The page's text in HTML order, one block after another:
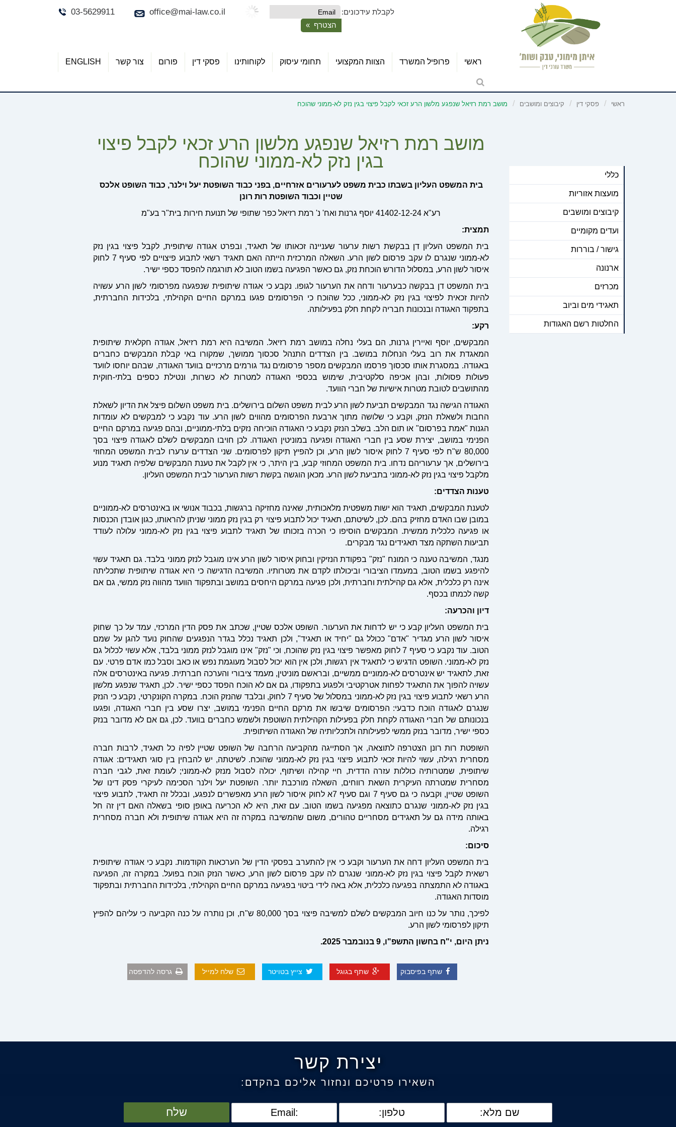
03-5629911 office@mai-law.co.il לקבלת עידכונים:
ראשי פרופיל המשרד הצוות המקצועי תחומי עיסוק לקוחותינו פסקי דין פורום צור קשר ENGLISH
ראשי פסקי דין קיבוצים ומושבים מושב רמת רזיאל שנפגע מלשון הרע זכאי לקבל פיצוי בגין נזק לא-ממוני שהוכח
כללי
מועצות אזוריות
קיבוצים ומושבים
ועדים מקומיים
גישור / בוררות
ארנונה
מכרזים
תאגידי מים וביוב
החלטות רשם האגודות
מושב רמת רזיאל שנפגע מלשון הרע זכאי לקבל פיצוי
בגין נזק לא-ממוני שהוכח
בית המשפט העליון בשבתו כבית משפט לערעורים אזרחיים, בפני כבוד השופטת יעל וילנר, כבוד השופט אלכס
שטיין וכבוד השופטת רות רונן
רע"א 41402-12-24 יוסף גרנות ואח' נ' רמת רזיאל כפר שתופי של תנועת חירות בית"ר בע"מ
תמצית:
בית המשפט העליון דן בבקשת רשות ערעור שעניינה זכאותו של תאגיד, ובפרט אגודה שיתופית, לקבל פיצוי בגין נזק
לא-ממוני שנגרם לו עקב פרסום לשון הרע. השאלה המרכזית הייתה האם תאגיד רשאי לתבוע פיצויים לפי סעיף 7 לחוק
איסור לשון הרע, במסלול הדורש הוכחת נזק, גם כאשר הפגיעה בשמו הטוב לא תורגמה להפסד כספי ישיר.
בית המשפט דן בבקשה כבערעור ודחה את הערעור לגופו. נקבע כי אגודה שיתופית שנפגעה מפרסומי לשון הרע עשויה
להיות זכאית לפיצוי בגין נזק לא-ממוני, ככל שהוכח כי הפרסומים פגעו במרקם החיים הקהילתי, בלכידות החברתית,
בתפקוד האגודה ובנכונות חבריה לקחת חלק בפעילותה.
רקע:
המבקשים, יוסף ואיירין גרנות, הם בעלי נחלה במושב רמת רזיאל. המשיבה היא רמת רזיאל, אגודה חקלאית שיתופית
המאגדת את רוב בעלי הנחלות במושב. בין הצדדים התנהל סכסוך ממושך, שמקורו באי קבלת המבקשים כחברים
באגודה. במסגרת אותו סכסוך פרסמו המבקשים מספר פרסומים נגד גורמים מרכזיים בוועד האגודה, שבהם יוחסו לוועד
פעולות פסולות, ובהן אכיפה סלקטיבית, שימוש בכספי האגודה למטרות לא כשרות, ונטילת כספים בלתי-חוקית
מהתושבים לטובת מטרות אישיות של חברי הוועד.
האגודה הגישה נגד המבקשים תביעת לשון הרע לבית משפט השלום בירושלים. בית משפט השלום פיצל את הדיון לשאלת
החבות ולשאלת הנזק, וקבע כי שלושה מתוך ארבעת הפרסומים מהווים לשון הרע. עוד נקבע כי למבקשים לא עומדות
הגנות "אמת בפרסום" או תום הלב. בשלב הנזק נקבע כי האגודה הוכיחה נזקים בלתי-ממוניים, ובהם פגיעה במרקם החיים
הפנימי במושב, יצירת שסע בין חברי האגודה ופגיעה במוניטין האגודה. לכן חויבו המבקשים לשלם לאגודה פיצוי בסך
80,000 ש"ח לפי סעיף 7 לחוק איסור לשון הרע, וכן להפיץ תיקון לפרסומים. שני הצדדים ערערו לבית המשפט המחוזי
בירושלים, אך ערעוריהם נדחו. בית המשפט המחוזי קבע, בין היתר, כי אין לקבל את טענת המבקשים שלפיה תאגיד מנוע
מלקבל פיצוי בגין נזק לא-ממוני בתביעת לשון הרע. מכאן הוגשה בקשת רשות הערעור לבית המשפט העליון.
טענות הצדדים:
לטענת המבקשים, תאגיד הוא ישות משפטית מלאכותית, שאינה מחזיקה ברגשות, בכבוד אנושי או באינטרסים לא-ממוניים
במובן שבו האדם מחזיק בהם. לכן, לשיטתם, תאגיד יכול לתבוע פיצוי רק בגין נזק ממוני שניתן להראותו, כגון אובדן הכנסות
או פגיעה כלכלית ממשית. המבקשים הוסיפו כי הכרה בזכותו של תאגיד לתבוע פיצוי בגין נזק לא-ממוני עלולה לעודד
תביעות השתקה מצד תאגידים נגד מבקרים.
מנגד, המשיבה טענה כי המונח "נזק" בפקודת הנזיקין ובחוק איסור לשון הרע אינו מוגבל לנזק ממוני בלבד. גם תאגיד עשוי
להיפגע בשמו הטוב, במעמדו הציבורי וביכולתו לקדם את מטרותיו. המשיבה הדגישה כי היא אגודה שיתופית שתכליתה
אינה רק כלכלית, אלא גם קהילתית וחברתית, ולכן פגיעה במרקם היחסים במושב ובתפקוד הוועד מהווה נזק ממשי, גם אם
קשה לכמתו בכסף.
דיון והכרעה:
בית המשפט העליון קבע כי יש לדחות את הערעור. השופט אלכס שטיין, שכתב את פסק הדין המרכזי, עמד על כך שחוק
איסור לשון הרע מגדיר "אדם" ככולל גם "יחיד או תאגיד", ולכן תאגיד נכלל בגדר הנפגעים שהחוק נועד להגן על שמם
הטוב. עוד נקבע כי סעיף 7 לחוק מאפשר פיצוי בגין נזק שהוכח, וכי "נזק" אינו מוגבל לנזק ממוני בלבד, אלא עשוי לכלול גם
נזק לא-ממוני. השופט הדגיש כי לתאגיד אין רגשות, ולכן אין הוא יכול לסבול מעוגמת נפש או כאב וסבל כמו אדם פרטי. עם
זאת, לתאגיד יש אינטרסים לא-ממוניים ממשיים, ובראשם מוניטין, מעמד ציבורי והערכה חברתית. פגיעה באינטרסים אלה
עשויה להפוך את התאגיד לפחות אטרקטיבי ולפגוע בתפקודו, גם אם לא הוכח הפסד כספי ישיר. לכן, תאגיד שנפגע מלשון
הרע רשאי לתבוע פיצוי בגין נזק לא-ממוני במסלול של סעיף 7 לחוק, ובלבד שהנזק הוכח
. במקרה הקונקרטי, נקבע כי הנזק
שנגרם לאגודה הוכח כדבעי: הפרסומים שיבשו את מרקם החיים הפנימי במושב, יצרו שסע בין חברי האגודה, ופגעו
בנכונותם של חברי האגודה לקחת חלק בפעילות הקהילתית השוטפת ולשמש כחברים בוועד. לכן, גם אם לא מדובר בנזק
כספי ישיר, מדובר בנזק ממשי לפעילותה ולתכליותיה של האגודה השיתופית.
השופטת רות רונן הצטרפה לתוצאה, אך הסתייגה מהקביעה הרחבה של השופט שטיין לפיה כל תאגיד, לרבות חברה
מסחרית רגילה, עשוי להיות זכאי לתבוע פיצוי בגין נזק לא-ממוני שהוכח. לשיטתה, יש להבחין בין סוגי תאגידים: אגודה
שיתופית, שמטרותיה כוללות עזרה הדדית, חיי קהילה ושיתוף, יכולה לסבול מנזק לא-ממוני; לעומת זאת, לגבי חברה
מסחרית שמטרתה העיקרית השאת רווחים, השאלה מורכבת יותר. השופטת יעל וילנר הסכימה לעיקרי פסק דינו של
השופט שטיין, וקבעה כי גם סעיף 7 וגם סעיף 7א לחוק איסור לשון הרע מאפשרים לנפגע, ובכלל זה תאגיד, לתבוע פיצוי
בגין נזק לא-ממוני שנגרם כתוצאה מפגיעה בשמו הטוב. עם זאת, היא לא הכריעה באופן סופי בשאלה האם דין זה חל
באותה מידה גם על תאגידים מסחריים טהורים, משום שהמשיבה במקרה זה היא אגודה שיתופית ולא חברה מסחרית
רגילה.
סיכום:
בית המשפט העליון דחה את הערעור וקבע כי אין להתערב בפסקי הדין של הערכאות הקודמות. נקבע כי אגודה שיתופית
רשאית לקבל פיצוי בגין נזק לא-ממוני שנגרם לה עקב פרסום לשון הרע, כאשר הנזק הוכח בפועל. במקרה זה, הפגיעה
באגודה לא התמצתה בפגיעה כלכלית, אלא באה לידי ביטוי בפגיעה במרקם החיים הקהילתי, בלכידות החברתית ובתפקוד
מוסדות האגודה.
לפיכך, נותר על כנו חיוב המבקשים לשלם למשיבה פיצוי בסך 80,000 ש"ח, וכן נותרה על כנה הקביעה כי עליהם להפיץ
תיקון לפרסומי לשון הרע.
ניתן היום, י"ח בחשון התשפ"ו, 9 בנובמבר 2025
.
שתף בפיסבוק שתף בגוגל צייץ בטויטר שלח למייל גרסה להדפסה
יצירת קשר
השאירו פרטיכם ונחזור אליכם בהקדם:
שלח